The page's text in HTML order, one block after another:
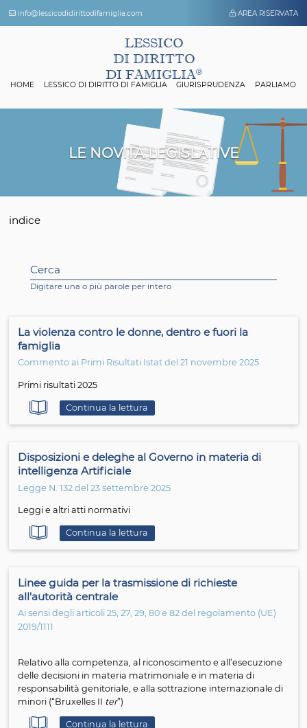
info@lessicodidirittodifamiglia.com AREA
LESSICO
DI DIRITTO
DI FAMIGLIA
LE NOVITÀ LEGISLATIVE
Digitare una o più parole per intero
La violenza contro le donne, dentro e fuori la
famiglia
Commento ai Primi Risultati Istat del 21 novembre 2025
Primi risultati 2025
Disposizioni e deleghe al Governo in materia di
intelligenza Artificiale
Leggi e altri atti normativi
Linee guida per la trasmissione di richieste
all'autorità centrale
Ai sensi degli articoli 25, 27, 29, 80 e 82 del regolamento